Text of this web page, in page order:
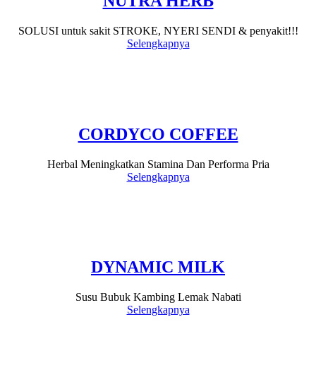
SOLUSI untuk sakit STROKE, NYERI SENDI & penyakit!!!
Selengkapnya
CORDYCO COFFEE
Herbal Meningkatkan Stamina Dan Performa Pria
Selengkapnya
DYNAMIC MILK
Susu Bubuk Kambing Lemak Nabati
Selengkapnya